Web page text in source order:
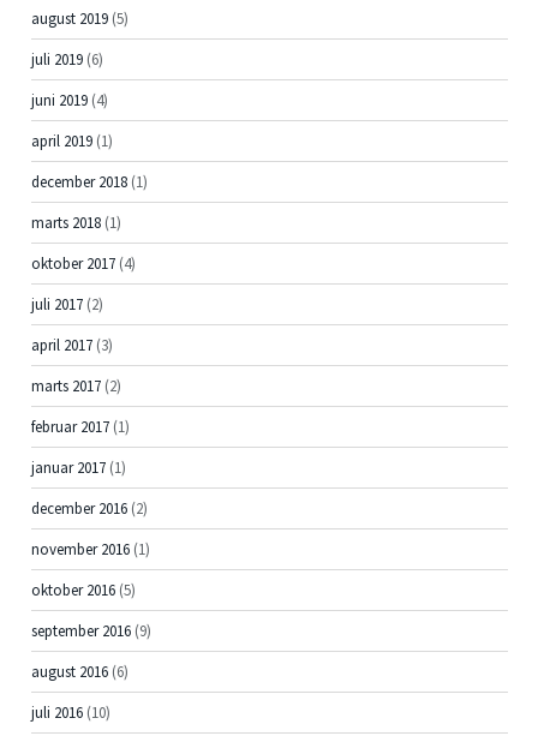
august 2019 (5)
juli 2019 (6)
juni 2019 (4)
april 2019 (1)
december 2018 (1)
marts 2018 (1)
oktober 2017 (4)
juli 2017 (2)
april 2017 (3)
marts 2017 (2)
februar 2017 (1)
januar 2017 (1)
december 2016 (2)
november 2016 (1)
oktober 2016 (5)
september 2016 (9)
august 2016 (6)
juli 2016 (10)